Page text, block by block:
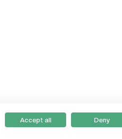
Braga
Accept all Deny